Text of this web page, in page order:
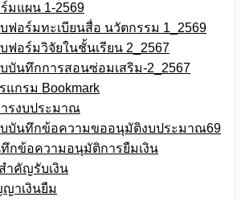
มแผน 1-2569
ฟอร์มทะเบียนสื่อ นวัตกรรม 1_2569
ฟอร์มวิจัยในชั้นเรียน 2_2567
บันทึกการสอนซ่อมเสริม-2_2567
แกรม Bookmark
รงบประมาณ
บันทึกข้อความขออนุมัติงบประมาณ69
กข้อความอนุมัติการยืมเงิน
ำคัญรับเงิน
าเงินยืม